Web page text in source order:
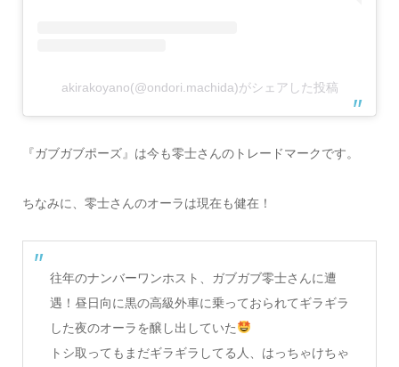
akirakoyano(@ondori.machida)がシェアした投稿
『ガブガブポーズ』は今も零士さんのトレードマークです。
ちなみに、零士さんのオーラは現在も健在！
往年のナンバーワンホスト、ガブガブ零士さんに遭
遇！昼日向に黒の高級外車に乗っておられてギラギラ
した夜のオーラを醸し出していた
トシ取ってもまだギラギラしてる人、はっちゃけちゃ